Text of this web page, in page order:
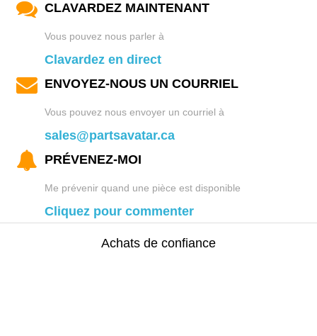
CLAVARDEZ MAINTENANT
Vous pouvez nous parler à
Clavardez en direct
ENVOYEZ-NOUS UN COURRIEL
Vous pouvez nous envoyer un courriel à
sales@partsavatar.ca
PRÉVENEZ-MOI
Me prévenir quand une pièce est disponible
Cliquez pour commenter
Achats de confiance